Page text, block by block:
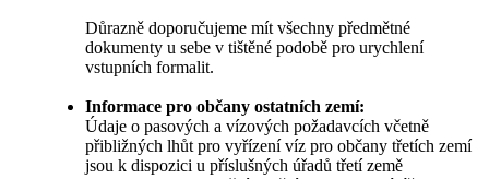
Důrazně doporučujeme mít všechny předmětné
dokumenty u sebe v tištěné podobě pro urychlení
vstupních formalit.
Informace pro občany ostatních zemí:
Údaje o pasových a vízových požadavcích včetně
přibližných lhůt pro vyřízení víz pro občany třetích zemí
jsou k dispozici u příslušných úřadů třetí země